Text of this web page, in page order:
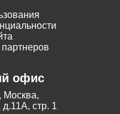
офис
Москва,
стр. 1